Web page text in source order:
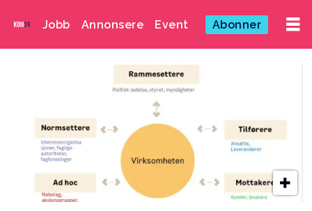
Jobb Annonsere Event Abonner
målgrupper